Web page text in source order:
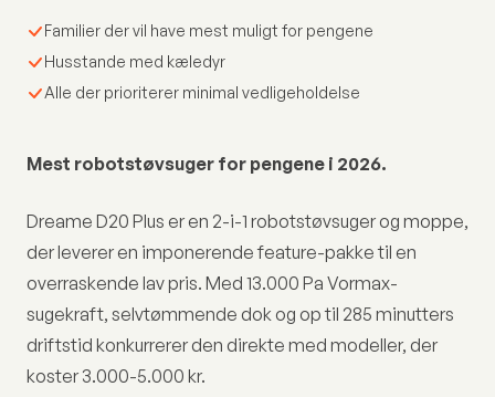
Familier der vil have mest muligt for pengene
Husstande med kæledyr
Alle der prioriterer minimal vedligeholdelse
Mest robotstøvsuger for pengene i 2026.
Dreame D20 Plus er en 2-i-1 robotstøvsuger og moppe,
der leverer en imponerende feature-pakke til en
overraskende lav pris. Med 13.000 Pa Vormax-
sugekraft, selvtømmende dok og op til 285 minutters
driftstid konkurrerer den direkte med modeller, der
koster 3.000-5.000 kr.